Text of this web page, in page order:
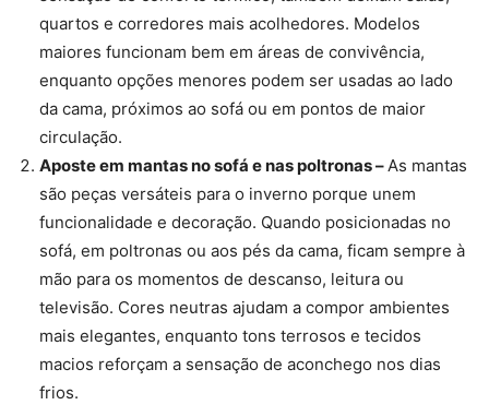
quartos e corredores mais acolhedores. Modelos
maiores funcionam bem em áreas de convivência,
enquanto opções menores podem ser usadas ao lado
da cama, próximos ao sofá ou em pontos de maior
circulação.
Aposte em mantas no sofá e nas poltronas –As mantas
são peças versáteis para o inverno porque unem
funcionalidade e decoração. Quando posicionadas no
sofá, em poltronas ou aos pés da cama, ficam sempre à
mão para os momentos de descanso, leitura ou
televisão. Cores neutras ajudam a compor ambientes
mais elegantes, enquanto tons terrosos e tecidos
macios reforçam a sensação de aconchego nos dias
frios.